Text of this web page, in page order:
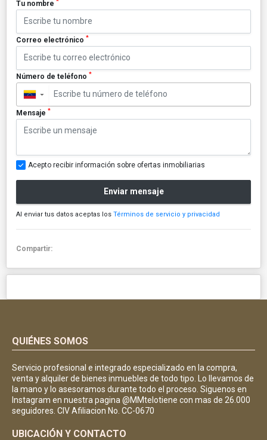
Tu nombre *
Correo electrónico *
Número de teléfono *
▼
Mensaje *
Acepto recibir información sobre ofertas inmobiliarias
Enviar mensaje
Al enviar tus datos aceptas los Términos de servicio y privacidad
Compartir:
QUIÉNES SOMOS
Servicio profesional e integrado especializado en la compra,
venta y alquiler de bienes inmuebles de todo tipo. Lo llevamos de
la mano y lo asesoramos durante todo el proceso. Siguenos en
Instagram en nuestra pagina @MMtelotiene con mas de 26.000
seguidores. CIV Afiliacion No. CC-0670
UBICACIÓN Y CONTACTO